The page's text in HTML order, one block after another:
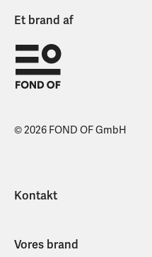
Et brand af
© 2026 FOND OF GmbH
Kontakt
Vores brand